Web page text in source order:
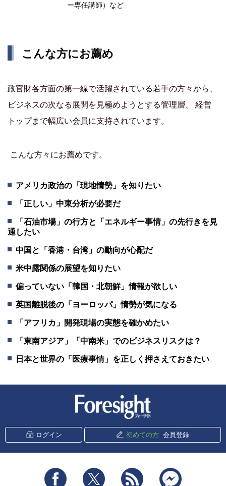
ー専任講師）など
こんな方にお薦め
政官財各方面の第一線で活躍されている若手の方々から、
ビジネスの次なる展開を見極めようとする管理層、 経営
トップまで幅広い会員に支持されています。
こんな方々にお薦めです。
アメリカ政治の「現地情勢」を知りたい
「正しい」中東分析が必要だ
「石油市場」の行方と「エネルギー事情」の先行きを見
通したい
中国と「香港・台湾」の動向が心配だ
米中露関係の展望を知りたい
偏っていない「韓国・北朝鮮」情報が欲しい
英国離脱後の「ヨーロッパ」情勢が気になる
「アフリカ」開発現場の実態を確かめたい
「東南アジア」「中南米」でのビジネスリスクは？
日本と世界の「医療事情」を正しく押さえておきたい
ログイン 初めての方 会員登録
Facebook Twitter RSS